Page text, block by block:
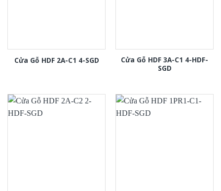
Cửa Gỗ HDF 2A-C1 4-SGD
Cửa Gỗ HDF 3A-C1 4-HDF-
SGD